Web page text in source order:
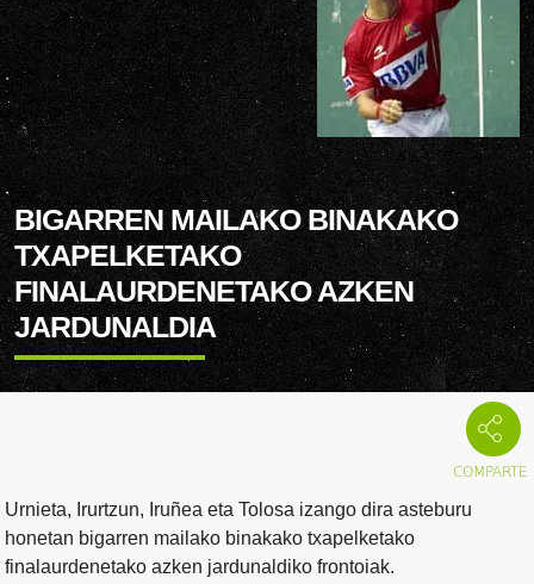
BIGARREN MAILAKO BINAKAKO
TXAPELKETAKO
FINALAURDENETAKO AZKEN
JARDUNALDIA
Urnieta, Irurtzun, Iruñea eta Tolosa izango dira asteburu
honetan bigarren mailako binakako txapelketako
finalaurdenetako azken jardunaldiko frontoiak.